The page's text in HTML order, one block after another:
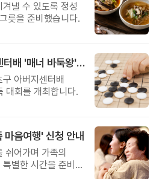
낼 수 있도록 정성
릇을 준비했습니다.
제3회 서초구 아버지센터배 '매너 바둑왕' 대회
아버지센터배
대회를 개최합니다.
마음여행' 신청 안내
쉬어가며 가족의
별한 시간을 준비해